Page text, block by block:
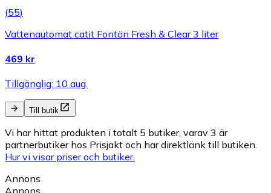
(55)
Vattenautomat catit Fontän Fresh & Clear 3 liter
469 kr
Tillgänglig: 10 aug.
Till butik
Vi har hittat produkten i totalt 5 butiker, varav 3 är
partnerbutiker hos Prisjakt och har direktlänk till butiken.
Hur vi visar priser och butiker.
Annons